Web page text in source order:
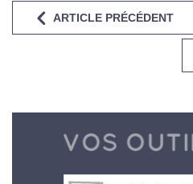
ARTICLE PRÉCÉDENT